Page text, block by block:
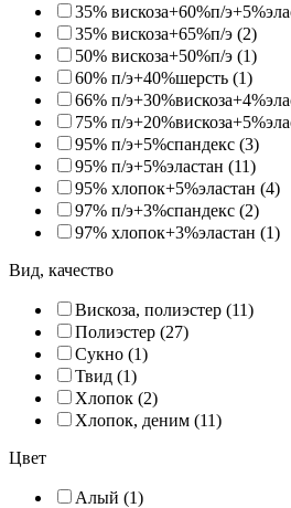
35% вискоза+60%п/
35% вискоза+65%п/э (2)
50% вискоза+50%п/э (1)
60% п/э+40%шерсть (1)
66% п/
75% п/
95% п/э+5%спандекс (3)
95% п/э+5%эластан (11)
95% хлопок+5%эластан (4)
97% п/э+3%спандекс (2)
97% хлопок+3%эластан (1)
Вид, качество
Вискоза, полиэстер (11)
Полиэстер (27)
Сукно (1)
Твид (1)
Хлопок (2)
Хлопок, деним (11)
Цвет
Алый (1)